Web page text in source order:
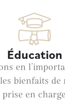
Éducation
en
bienfaits de
en